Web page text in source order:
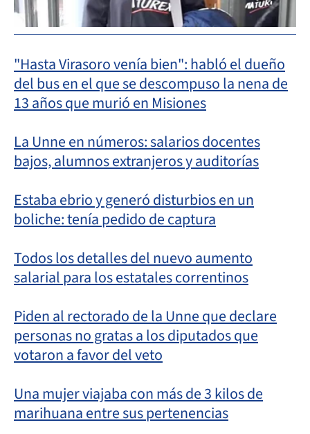
"Hasta Virasoro venía bien": habló el dueño
del bus en el que se descompuso la nena de
13 años que murió en Misiones
La Unne en números: salarios docentes
bajos, alumnos extranjeros y auditorías
Estaba ebrio y generó disturbios en un
boliche: tenía pedido de captura
Todos los detalles del nuevo aumento
salarial para los estatales correntinos
Piden al rectorado de la Unne que declare
personas no gratas a los diputados que
votaron a favor del veto
Una mujer viajaba con más de 3 kilos de
marihuana entre sus pertenencias